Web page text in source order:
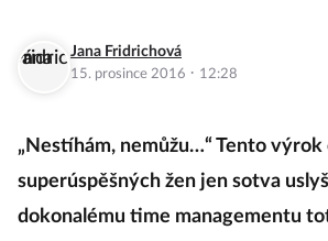
Jana Fridrichová
15. prosince 2016 · 12:28
„Nestíhám, nemůžu…“ Tento výrok
superúspěšných žen jen sotva
dokonalému time managementu